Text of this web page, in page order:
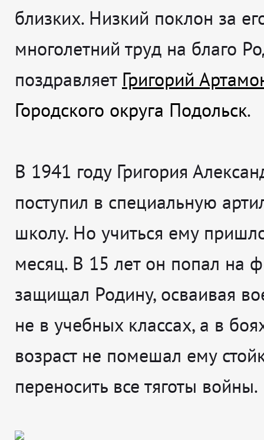
близких. Низкий поклон за
многолетний труд на благо
поздравляет Григорий
Городского округа Подольск.
В 1941 году Григория
поступил в специальную
школу. Но учиться ему
месяц. В 15 лет он попал на
защищал Родину, осваивая
не в учебных классах, а в
возраст не помешал ему
переносить все тяготы войны.